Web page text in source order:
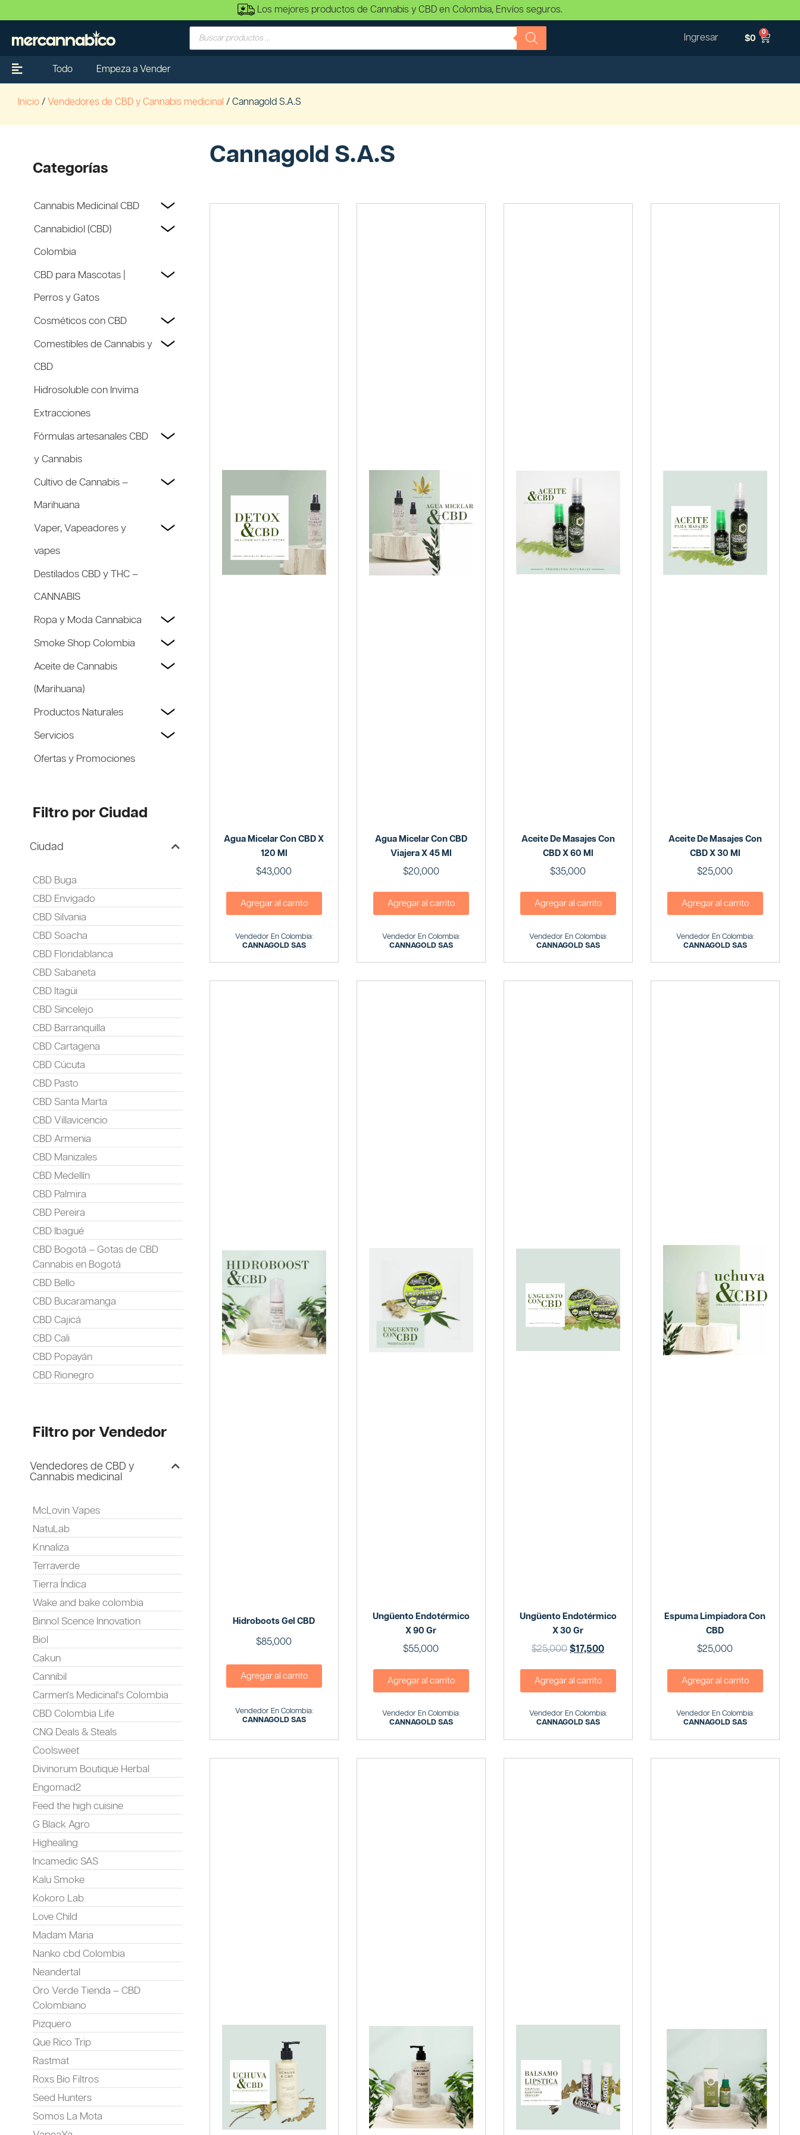
Los mejores productos de Cannabis y CBD en Colombia, Envíos seguros.
Ingresar $0
0
Todo Empeza a Vender
Inicio / Vendedores de CBD y Cannabis medicinal / Cannagold S.A.S
Categorías
Cannabis Medicinal CBD
Cannabidiol (CBD)
Colombia
CBD para Mascotas |
Perros y Gatos
Cosméticos con CBD
Comestibles de Cannabis y
CBD
Hidrosoluble con Invima
Extracciones
Fórmulas artesanales CBD
y Cannabis
Cultivo de Cannabis –
Marihuana
Vaper, Vapeadores y
vapes
Destilados CBD y THC –
CANNABIS
Ropa y Moda Cannabica
Smoke Shop Colombia
Aceite de Cannabis
(Marihuana)
Productos Naturales
Servicios
Ofertas y Promociones
Filtro por Ciudad
Ciudad
CBD Buga
CBD Envigado
CBD Silvania
CBD Soacha
CBD Floridablanca
CBD Sabaneta
CBD Itagüi
CBD Sincelejo
CBD Barranquilla
CBD Cartagena
CBD Cúcuta
CBD Pasto
CBD Santa Marta
CBD Villavicencio
CBD Armenia
CBD Manizales
CBD Medellín
CBD Palmira
CBD Pereira
CBD Ibagué
CBD Bogotá – Gotas de CBD
Cannabis en Bogotá
CBD Bello
CBD Bucaramanga
CBD Cajicá
CBD Cali
CBD Popayán
CBD Rionegro
Filtro por Vendedor
Vendedores de CBD y
Cannabis medicinal
McLovin Vapes
NatuLab
Knnaliza
Terraverde
Tierra Índica
Wake and bake colombia
Binnol Scence Innovation
Biol
Cakun
Cannibil
Carmen's Medicinal's Colombia
CBD Colombia Life
CNQ Deals & Steals
Coolsweet
Divinorum Boutique Herbal
Engomad2
Feed the high cuisine
G Black Agro
Highealing
Incamedic SAS
Kalu Smoke
Kokoro Lab
Love Child
Madam Maria
Nanko cbd Colombia
Neandertal
Oro Verde Tienda – CBD
Colombiano
Pizquero
Que Rico Trip
Rastmat
Roxs Bio Filtros
Seed Hunters
Somos La Mota
Cannagold S.A.S
Agua Micelar Con CBD X
120 Ml
$43,000
Agregar al carrito
Vendedor En Colombia:
CANNAGOLD SAS
Agua Micelar Con CBD
Viajera X 45 Ml
$20,000
Agregar al carrito
Vendedor En Colombia:
CANNAGOLD SAS
Aceite De Masajes Con
CBD X 60 Ml
$35,000
Agregar al carrito
Vendedor En Colombia:
CANNAGOLD SAS
Aceite De Masajes Con
CBD X 30 Ml
$25,000
Agregar al carrito
Vendedor En Colombia:
CANNAGOLD SAS
Hidroboots Gel CBD
$85,000
Agregar al carrito
Vendedor En Colombia:
CANNAGOLD SAS
Ungüento Endotérmico
X 90 Gr
$55,000
Agregar al carrito
Vendedor En Colombia:
CANNAGOLD SAS
Ungüento Endotérmico
X 30 Gr
$25,000 $17,500
Agregar al carrito
Vendedor En Colombia:
CANNAGOLD SAS
Espuma Limpiadora Con
CBD
$25,000
Agregar al carrito
Vendedor En Colombia:
CANNAGOLD SAS